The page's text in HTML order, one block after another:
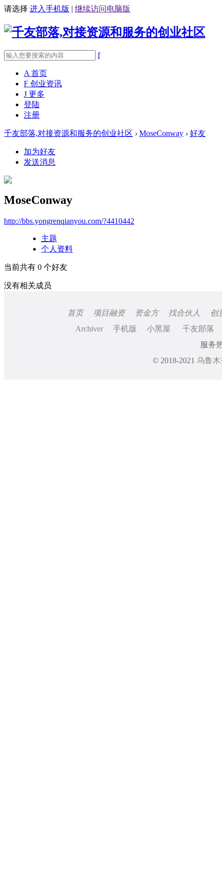
请选择 进入手机版 | 继续访问电脑版
f
A 首页
F 创业资讯
J 更多
登陆
注册
千友部落,对接资源和服务的创业社区 › MoseConway › 好友
加为好友
发送消息
MoseConway
http://bbs.yongrenqianyou.com/?4410442
主题
个人资料
当前共有 0 个好友
没有相关成员
首页 项目融资 资金方 找合伙人
创
Archiver
手机版 小黑屋
千友部落
服务
© 2018-2021 乌鲁